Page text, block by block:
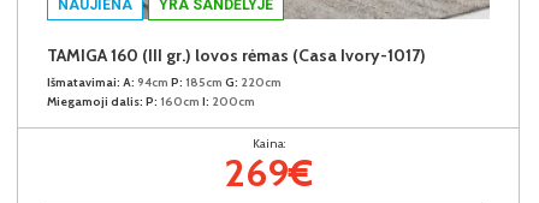
NAUJIENA YRA SANDĖLYJE
TAMIGA 160 (III gr.) lovos rėmas (Casa Ivory-1017)
Išmatavimai: A: 94cm P: 185cm G: 220cm
Miegamoji dalis: P: 160cm I: 200cm
Kaina:
269€